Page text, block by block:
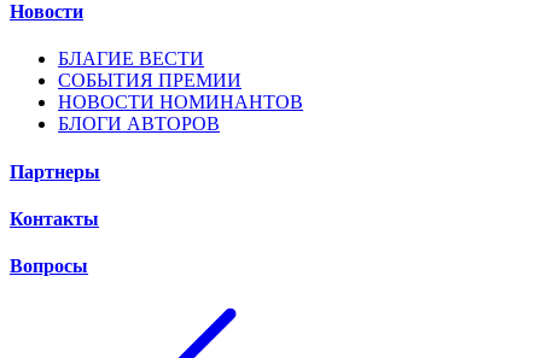
Новости
БЛАГИЕ ВЕСТИ
СОБЫТИЯ ПРЕМИИ
НОВОСТИ НОМИНАНТОВ
БЛОГИ АВТОРОВ
Партнеры
Контакты
Вопросы